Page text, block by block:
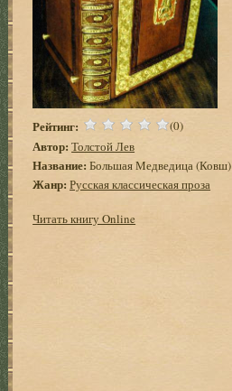
Рейтинг: (0)
Автор: Толстой Лев
Название: Большая Медведица (Ковш)
Жанр: Русская классическая проза
Читать книгу Online